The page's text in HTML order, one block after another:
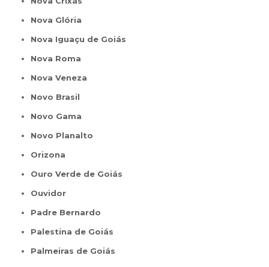
Nova Glória
Nova Iguaçu de Goiás
Nova Roma
Nova Veneza
Novo Brasil
Novo Gama
Novo Planalto
Orizona
Ouro Verde de Goiás
Ouvidor
Padre Bernardo
Palestina de Goiás
Palmeiras de Goiás